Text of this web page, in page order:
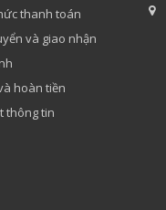
thanh toán
và giao nhận
hoàn tiền
thông tin